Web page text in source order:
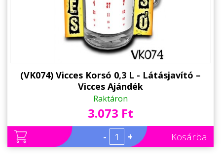
(VK074) Vicces Korsó 0,3 L - Látásjavító –
Vicces Ajándék
Raktáron
3.073 Ft
- + Kosárba